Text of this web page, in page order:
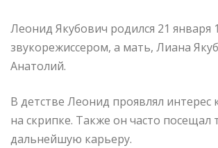
Леонид Якубович родился 21 января
звукорежиссером, а мать, Лиана
Анатолий.
В детстве Леонид проявлял интерес
на скрипке. Также он часто
дальнейшую карьеру.